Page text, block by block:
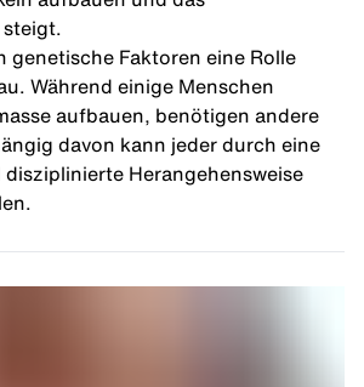
genetische Faktoren eine Rolle
Während einige Menschen
aufbauen, benötigen andere
davon kann jeder durch eine
Herangehensweise